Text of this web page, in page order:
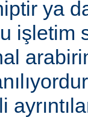
ya
işletim